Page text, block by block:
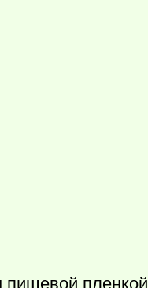
пленкой